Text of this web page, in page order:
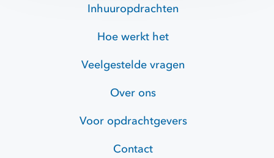
Inhuuropdrachten
Hoe werkt het
Veelgestelde vragen
Over ons
Voor opdrachtgevers
Contact